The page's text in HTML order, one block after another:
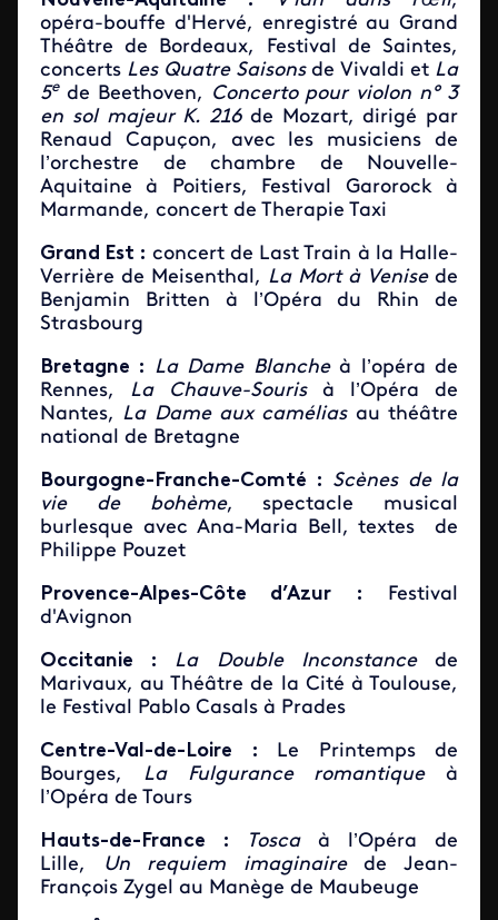
opéra-bouffe d'Hervé, enregistré au Grand
Théâtre de Bordeaux, Festival de Saintes,
concerts Les Quatre Saisonsde Vivaldi et La
5ede Beethoven, Concerto pour violon n° 3
en sol majeur K. 216de Mozart, dirigé par
Renaud Capuçon, avec les musiciens de
l’orchestre de chambre de Nouvelle-
Aquitaine à Poitiers,
Festival Garorock à
Marmande, concert de Therapie Taxi
Grand Est : concert de Last Train à la Halle-
Verrière de Meisenthal, La Mort à Venise de
Benjamin Britten à l’Opéra du Rhin de
Strasbourg
Bretagne : La Dame Blancheà l’opéra de
Rennes, La Chauve-Sourisà l’Opéra de
Nantes, La Dame aux camélias au théâtre
national de Bretagne
Bourgogne-Franche-Comté : Scènes de la
vie de bohème, spectacle musical
burlesque avec Ana-Maria Bell, textes de
Philippe Pouzet
Provence-Alpes-Côte d’Azur :
Festival
d'Avignon
Occitanie : La Double Inconstancede
Marivaux, au Théâtre de la Cité à Toulouse,
le Festival Pablo Casals à Prades
Centre-Val-de-Loire : Le Printemps de
Bourges,
La Fulgurance romantique à
l’Opéra de Tours
Hauts-de-France : Tosca à l’Opéra de
Lille,
Un requiem imaginairede Jean-
François Zygel au Manège de Maubeuge